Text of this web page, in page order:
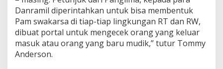
M
a
s
k
e
r
Danramil diperintahkan untuk bisa membentuk
Pam swakarsa di tiap-tiap lingkungan RT dan RW,
dibuat portal untuk mengecek orang yang keluar
masuk atau orang yang baru mudik,” tutur Tommy
Anderson.